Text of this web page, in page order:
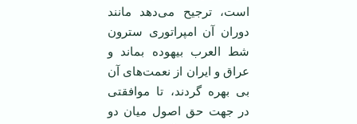
است، ترجيح می‌دهد مانند
دوران آن امپراتوری سترون
شط العرب بيهوده بماند و
عراق و ايران از نعمت‌های آن
بی بهره گردند، تا موافقتی
در جهت حق اصول ميان دو